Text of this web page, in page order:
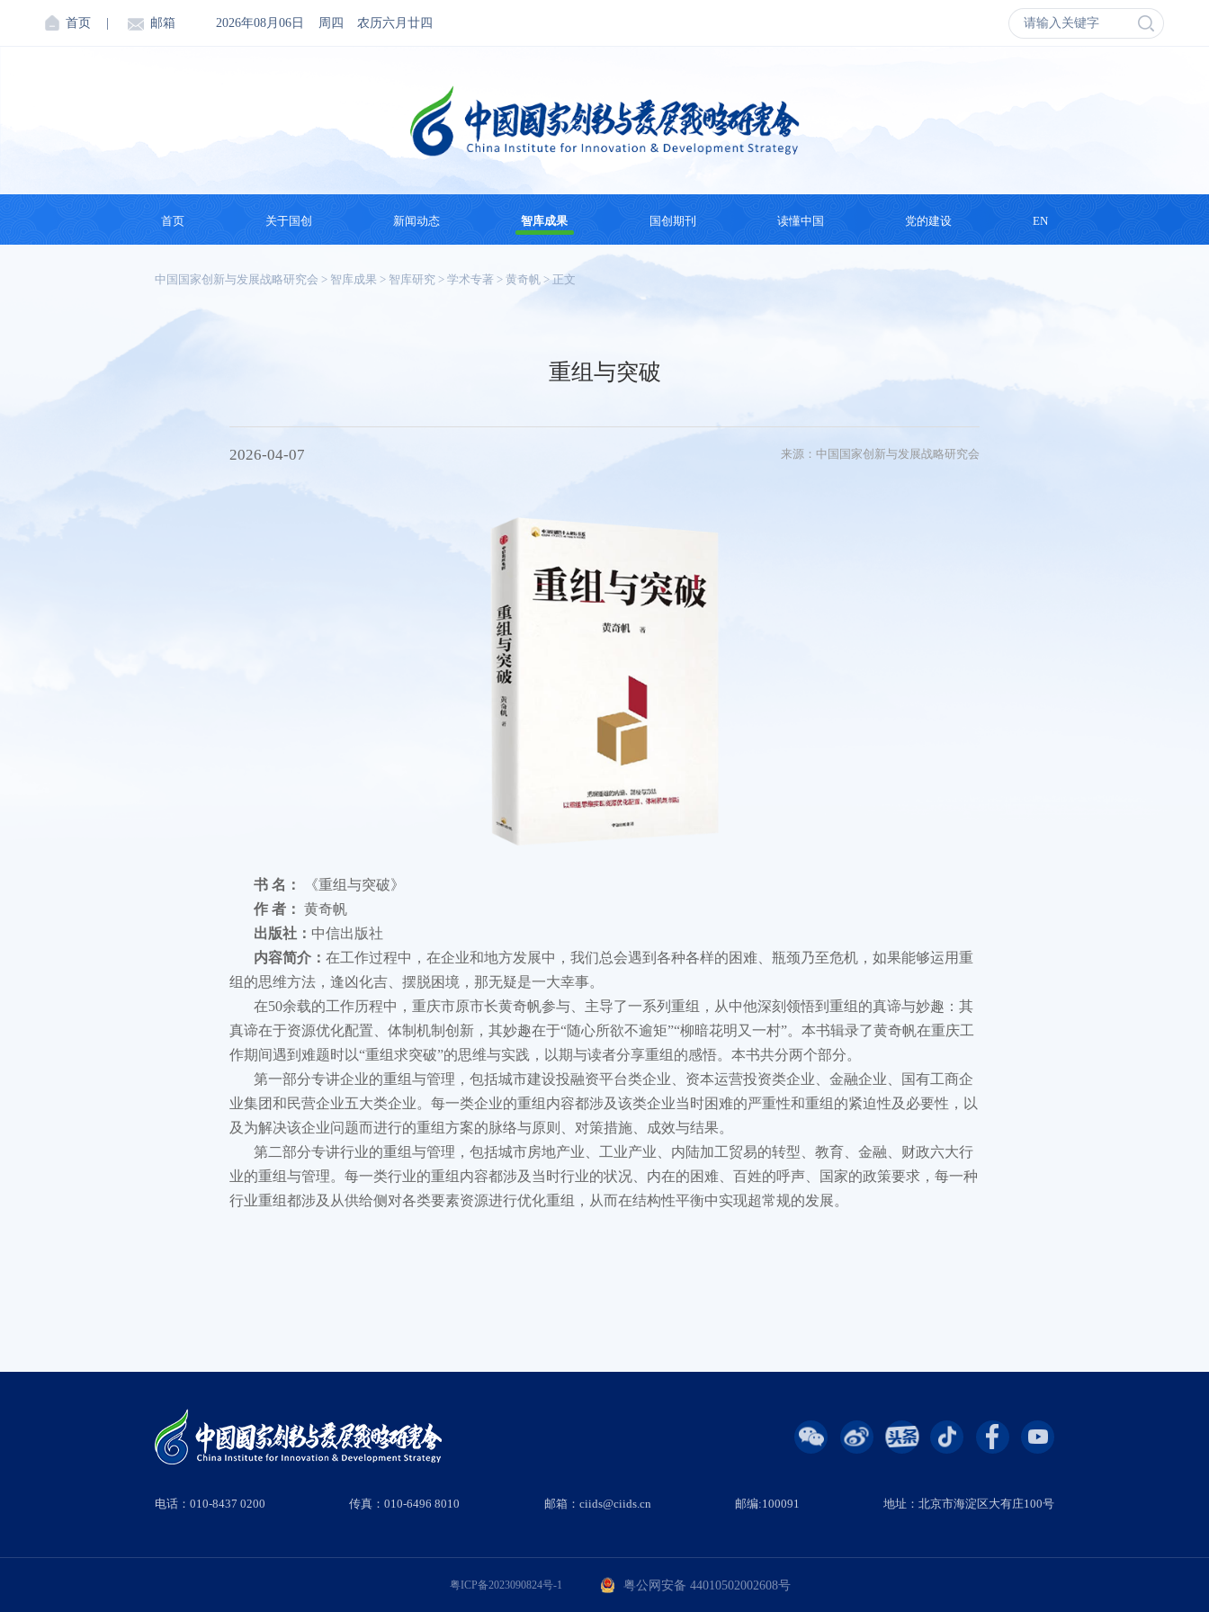
首页 邮箱 2026年08月06日 周四 农历六月廿四
首页 关于国创
机构简介
研究机构
新闻动态
国创动态
智库成果
思想成果
国创期刊
国创会刊
读懂中国
新青年看中国
党的建设 EN
中国国家创新与发展战略研究会 > 智库成果 > 智库研究 > 学术专著 > 黄奇帆 > 正文
重组与突破
2026-04-07 来源：中国国家创新与发展战略研究会
书 名：
《重组与突破》
作 者： 黄奇帆
出版社： 中信出版社
内容简介： 在工作过程中，在企业和地方发展中，我们总会遇到各种各样的困难、瓶颈乃至危机，如果能够运用重
组的思维方法，逢凶化吉、摆脱困境，那无疑是一大幸事。
在50余载的工作历程中，重庆市原市长黄奇帆参与、主导了一系列重组，从中他深刻领悟到重组的真谛与妙趣：其
真谛在于资源优化配置、体制机制创新，其妙趣在于“随心所欲不逾矩”“柳暗花明又一村”。本书辑录了黄奇帆在重庆工
作期间遇到难题时以“重组求突破”的思维与实践，以期与读者分享重组的感悟。本书共分两个部分。
第一部分专讲企业的重组与管理，包括城市建设投融资平台类企业、资本运营投资类企业、金融企业、国有工商企
业集团和民营企业五大类企业。每一类企业的重组内容都涉及该类企业当时困难的严重性和重组的紧迫性及必要性，以
及为解决该企业问题而进行的重组方案的脉络与原则、对策措施、成效与结果。
第二部分专讲行业的重组与管理，包括城市房地产业、工业产业、内陆加工贸易的转型、教育、金融、财政六大行
业的重组与管理。每一类行业的重组内容都涉及当时行业的状况、内在的困难、百姓的呼声、国家的政策要求，每一种
行业重组都涉及从供给侧对各类要素资源进行优化重组，从而在结构性平衡中实现超常规的发展。
电话：010-8437 0200 传真：010-6496 8010 邮箱：ciids@ciids.cn 邮编:100091 地址：北京市海淀区大有庄100号
粤ICP备2023090824号-1 粤公网安备 44010502002608号